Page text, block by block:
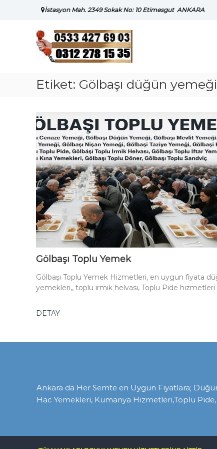
İstasyon Mah. 2349 Sokak No: 10 Etimesgut ANKARA
Etiket: Gölbaşı düğün yemeği
Gölbaşı Toplu Yemek
Gölbaşı Toplu Yemek Hizmetleri, en uygun fiyata
yemekleri,, toplu irmik helvası, Toplu Pide hizmetleri
DETAY
Ankara da Her Semte en Uygun Fiyatlara;
Hac Yemekleri, Kumanya Hizmetleri,Toplu